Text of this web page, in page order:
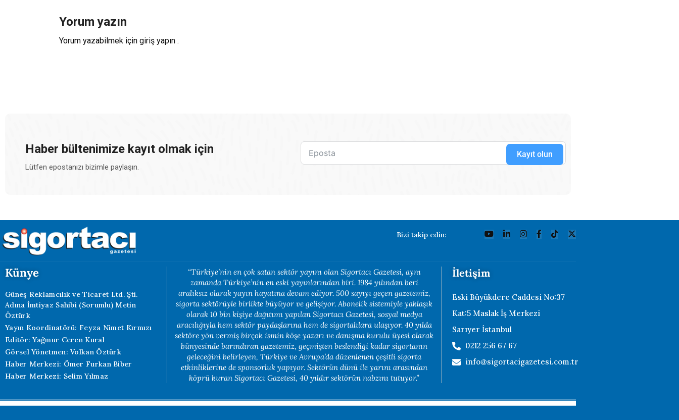
Yorum yazın
Yorum yazabilmek için giriş yapın .
Haber bültenimize kayıt olmak için
Lütfen epostanızı bizimle paylaşın.
Kayıt olun
Bizi takip edin:
Künye
Güneş Reklamcılık ve Ticaret Ltd. Şti.
Adına İmtiyaz Sahibi (Sorumlu) Metin
Öztürk
Yayın Koordinatörü: Feyza Nimet Kırmızı
Editör: Yağmur Ceren Kural
Görsel Yönetmen: Volkan Öztürk
Haber Merkezi: Ömer Furkan Biber
Haber Merkezi: Selim Yılmaz
“Türkiye’nin en çok satan sektör yayını olan Sigortacı Gazetesi, aynı
zamanda Türkiye’nin en eski yayınlarından biri. 1984 yılından beri
aralıksız olarak yayın hayatına devam ediyor. 500 sayıyı geçen gazetemiz,
sigorta sektörüyle birlikte büyüyor ve gelişiyor. Abonelik sistemiyle yaklaşık
olarak 10 bin kişiye dağıtımı yapılan Sigortacı Gazetesi, sosyal medya
aracılığıyla hem sektör paydaşlarına hem de sigortalılara ulaşıyor. 40 yılda
sektöre yön vermiş birçok ismin köşe yazarı ve danışma kurulu üyesi olarak
bünyesinde barındıran gazetemiz, geçmişten beslendiği kadar sigortanın
geleceğini belirleyen, Türkiye ve Avrupa’da düzenlenen çeşitli sigorta
etkinliklerine de sponsorluk yapıyor. Sektörün dünü ile yarını arasından
köprü kuran Sigortacı Gazetesi, 40 yıldır sektörün nabzını tutuyor.”
İletişim
Eski Büyükdere Caddesi No:37
Kat:5 Maslak İş Merkezi
Sarıyer İstanbul
0212 256 67 67
info@sigortacigazetesi.com.tr